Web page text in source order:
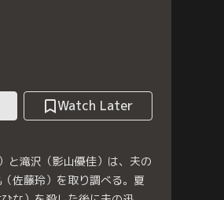
Watch Later
と滝沢（影山優佳）は、夫の
佐藤玲）を取り調べる。夏